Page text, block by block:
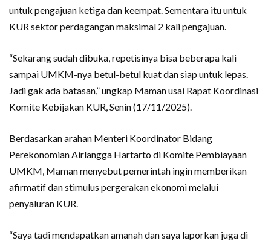
untuk pengajuan ketiga dan keempat. Sementara itu untuk
KUR sektor perdagangan maksimal 2 kali pengajuan.
“Sekarang sudah dibuka, repetisinya bisa beberapa kali
sampai UMKM-nya betul-betul kuat dan siap untuk lepas.
Jadi gak ada batasan,” ungkap Maman usai Rapat Koordinasi
Komite Kebijakan KUR, Senin (17/11/2025).
Berdasarkan arahan Menteri Koordinator Bidang
Perekonomian Airlangga Hartarto di Komite Pembiayaan
UMKM, Maman menyebut pemerintah ingin memberikan
afirmatif dan stimulus pergerakan ekonomi melalui
penyaluran KUR.
“Saya tadi mendapatkan amanah dan saya laporkan juga di